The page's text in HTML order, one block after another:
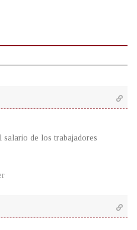
salario de los trabajadores